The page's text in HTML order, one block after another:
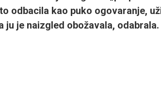
odbacila kao puko ogovaranje,
ju je naizgled obožavala, odabrala.